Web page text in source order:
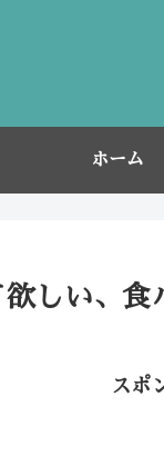
ホーム
しい、
スポ